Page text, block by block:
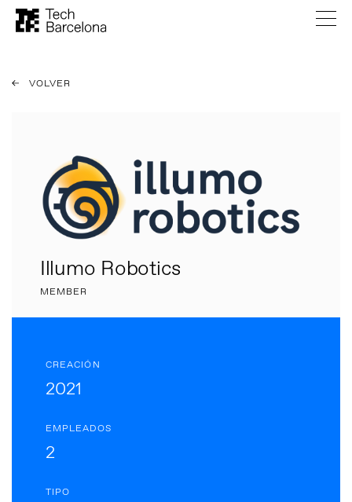
VOLVER
Illumo Robotics
MEMBER
CREACIÓN
2021
EMPLEADOS
2
TIPO